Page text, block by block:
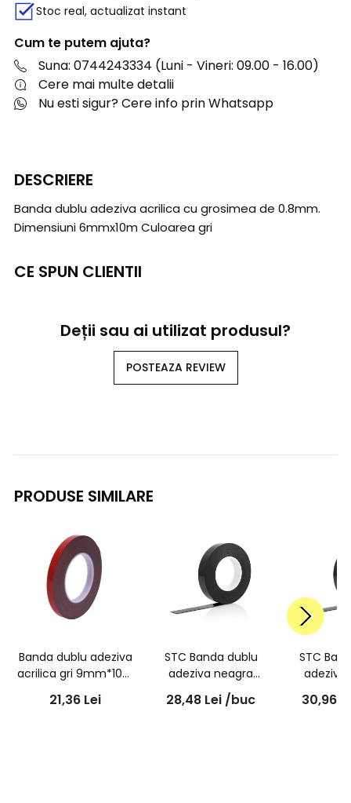
Stoc real, actualizat instant
Cum te putem ajuta?
Suna: 0744243334 (Luni - Vineri: 09.00 - 16.00)
Cere mai multe detalii
Nu esti sigur? Cere info prin Whatsapp
DESCRIERE
Banda dublu adeziva acrilica cu grosimea de 0.8mm.
Dimensiuni 6mmx10m Culoarea gri
CE SPUN CLIENTII
Deții sau ai utilizat produsul?
POSTEAZA REVIEW
PRODUSE SIMILARE
Banda dublu adeziva
acrilica gri 9mm*10m
21,36 Lei
STC Banda dublu
adeziva neagra
6mmx10m
28,48 Lei /buc
STC
adeziva
30,96